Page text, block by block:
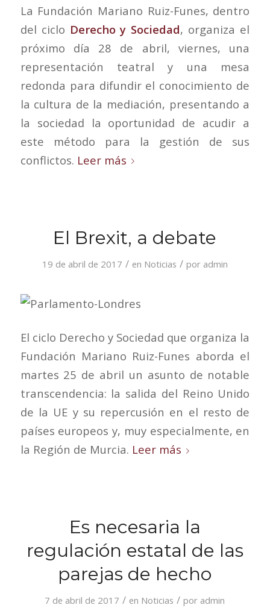
La Fundación Mariano Ruiz-Funes, dentro
del ciclo Derecho y Sociedad, organiza el
próximo día 28 de abril, viernes, una
representación teatral y una mesa
redonda para difundir el conocimiento de
la cultura de la mediación, presentando a
la sociedad la oportunidad de acudir a
este método para la gestión de sus
conflictos. Leer más
El Brexit, a debate
19 de abril de 2017 / en Noticias / por admin
El ciclo Derecho y Sociedad que organiza la
Fundación Mariano Ruiz-Funes aborda el
martes 25 de abril un asunto de notable
transcendencia: la salida del Reino Unido
de la UE y su repercusión en el resto de
países europeos y, muy especialmente, en
la Región de Murcia. Leer más
Es necesaria la
regulación estatal de las
parejas de hecho
7 de abril de 2017 / en Noticias / por admin